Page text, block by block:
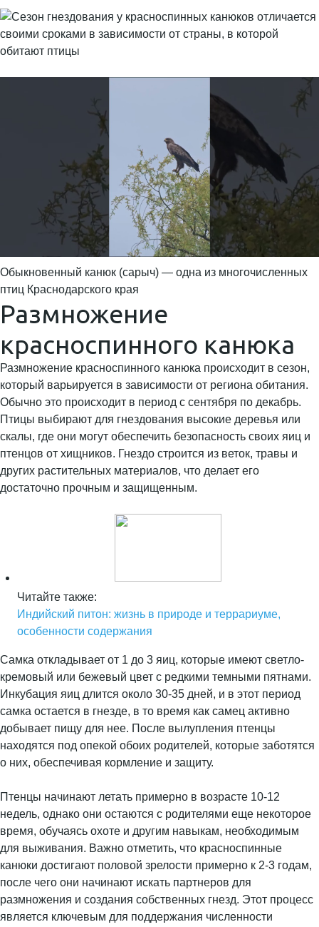
Обыкновенный канюк (сарыч) — одна из многочисленных
птиц Краснодарского края
Размножение
красноспинного канюка
Размножение красноспинного канюка происходит в сезон,
который варьируется в зависимости от региона обитания.
Обычно это происходит в период с сентября по декабрь.
Птицы выбирают для гнездования высокие деревья или
скалы, где они могут обеспечить безопасность своих яиц и
птенцов от хищников. Гнездо строится из веток, травы и
других растительных материалов, что делает его
достаточно прочным и защищенным.
Читайте также:
Индийский питон: жизнь в природе и террариуме,
особенности содержания
Самка откладывает от 1 до 3 яиц, которые имеют светло-
кремовый или бежевый цвет с редкими темными пятнами.
Инкубация яиц длится около 30-35 дней, и в этот период
самка остается в гнезде, в то время как самец активно
добывает пищу для нее. После вылупления птенцы
находятся под опекой обоих родителей, которые заботятся
о них, обеспечивая кормление и защиту.
Птенцы начинают летать примерно в возрасте 10-12
недель, однако они остаются с родителями еще некоторое
время, обучаясь охоте и другим навыкам, необходимым
для выживания. Важно отметить, что красноспинные
канюки достигают половой зрелости примерно к 2-3 годам,
после чего они начинают искать партнеров для
размножения и создания собственных гнезд. Этот процесс
является ключевым для поддержания численности